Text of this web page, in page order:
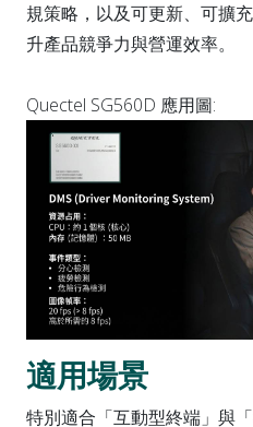
規策略，以及可更新、可擴
升產品競爭力與營運效率。
Quectel SG560D 應用圖:
適用場景
特別適合「互動型終端」與